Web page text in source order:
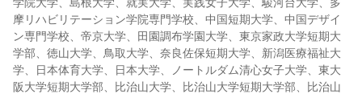
摩リハビリテーション学院専門学校、中国短期大学、中国デザイ
ン専門学校、帝京大学、田園調布学園大学、東京家政大学短期大
学部、徳山大学、鳥取大学、奈良佐保短期大学、新潟医療福祉大
学、日本体育大学、日本大学、ノートルダム清心女子大学、東大
阪大学短期大学部、比治山大学、比治山大学短期大学部、比治山